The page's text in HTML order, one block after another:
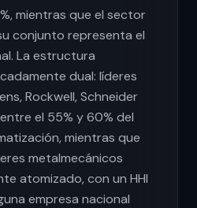
mientras que el sector
conjunto representa el
La estructura
dual: líderes
Rockwell, Schneider
el 55% y 60% del
mientras que
metalmecánicos
atomizado, con un HHI
empresa nacional